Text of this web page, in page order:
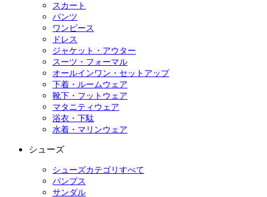
スカート
パンツ
ワンピース
ドレス
ジャケット・アウター
スーツ・フォーマル
オールインワン・セットアップ
下着・ルームウェア
靴下・フットウェア
マタニティウェア
浴衣・下駄
水着・マリンウェア
シューズ
シューズカテゴリすべて
パンプス
サンダル